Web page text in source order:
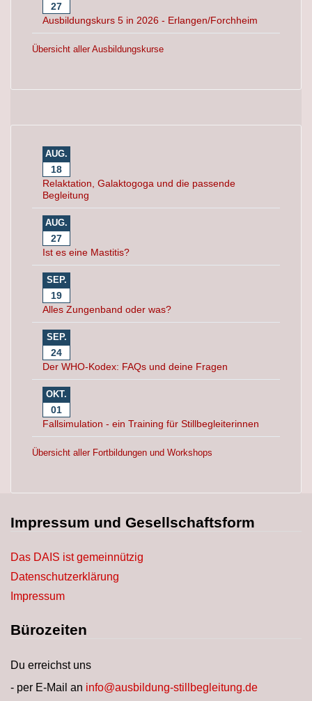
27
Ausbildungskurs 5 in 2026 - Erlangen/Forchheim
Übersicht aller Ausbildungskurse
AUG.
18
Relaktation, Galaktogoga und die passende
Begleitung
AUG.
27
Ist es eine Mastitis?
SEP.
19
Alles Zungenband oder was?
SEP.
24
Der WHO-Kodex: FAQs und deine Fragen
OKT.
01
Fallsimulation - ein Training für Stillbegleiterinnen
Übersicht aller Fortbildungen und Workshops
Impressum und Gesellschaftsform
Das DAIS ist gemeinnützig
Datenschutzerklärung
Impressum
Bürozeiten
Du erreichst uns
- per E-Mail an info@ausbildung-stillbegleitung.de